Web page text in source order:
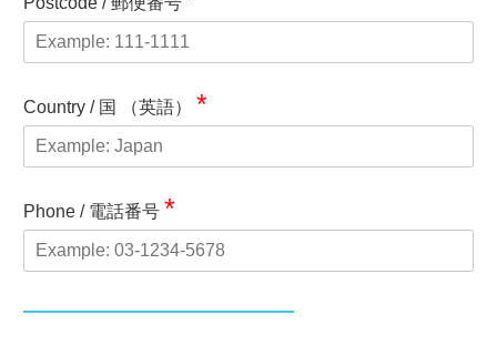
Country / 国 （英語） *
Phone / 電話番号 *